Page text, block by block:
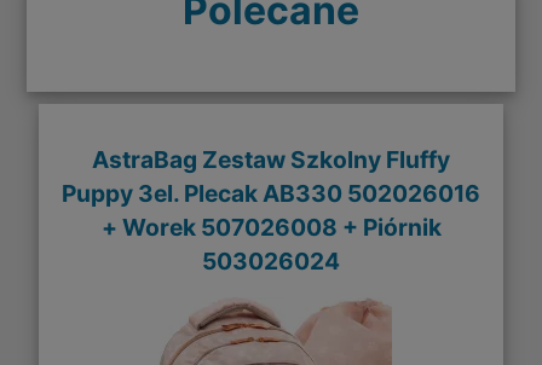
Polecane
AstraBag Zestaw Szkolny Fluffy
Puppy 3el. Plecak AB330 502026016
+ Worek 507026008 + Piórnik
503026024